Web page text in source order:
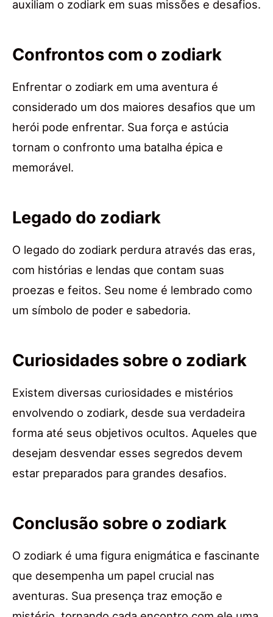
auxiliam o zodiark em suas missões e desafios.
Confrontos com o zodiark
Enfrentar o zodiark em uma aventura é
considerado um dos maiores desafios que um
herói pode enfrentar. Sua força e astúcia
tornam o confronto uma batalha épica e
memorável.
Legado do zodiark
O legado do zodiark perdura através das eras,
com histórias e lendas que contam suas
proezas e feitos. Seu nome é lembrado como
um símbolo de poder e sabedoria.
Curiosidades sobre o zodiark
Existem diversas curiosidades e mistérios
envolvendo o zodiark, desde sua verdadeira
forma até seus objetivos ocultos. Aqueles que
desejam desvendar esses segredos devem
estar preparados para grandes desafios.
Conclusão sobre o zodiark
O zodiark é uma figura enigmática e fascinante
que desempenha um papel crucial nas
aventuras. Sua presença traz emoção e